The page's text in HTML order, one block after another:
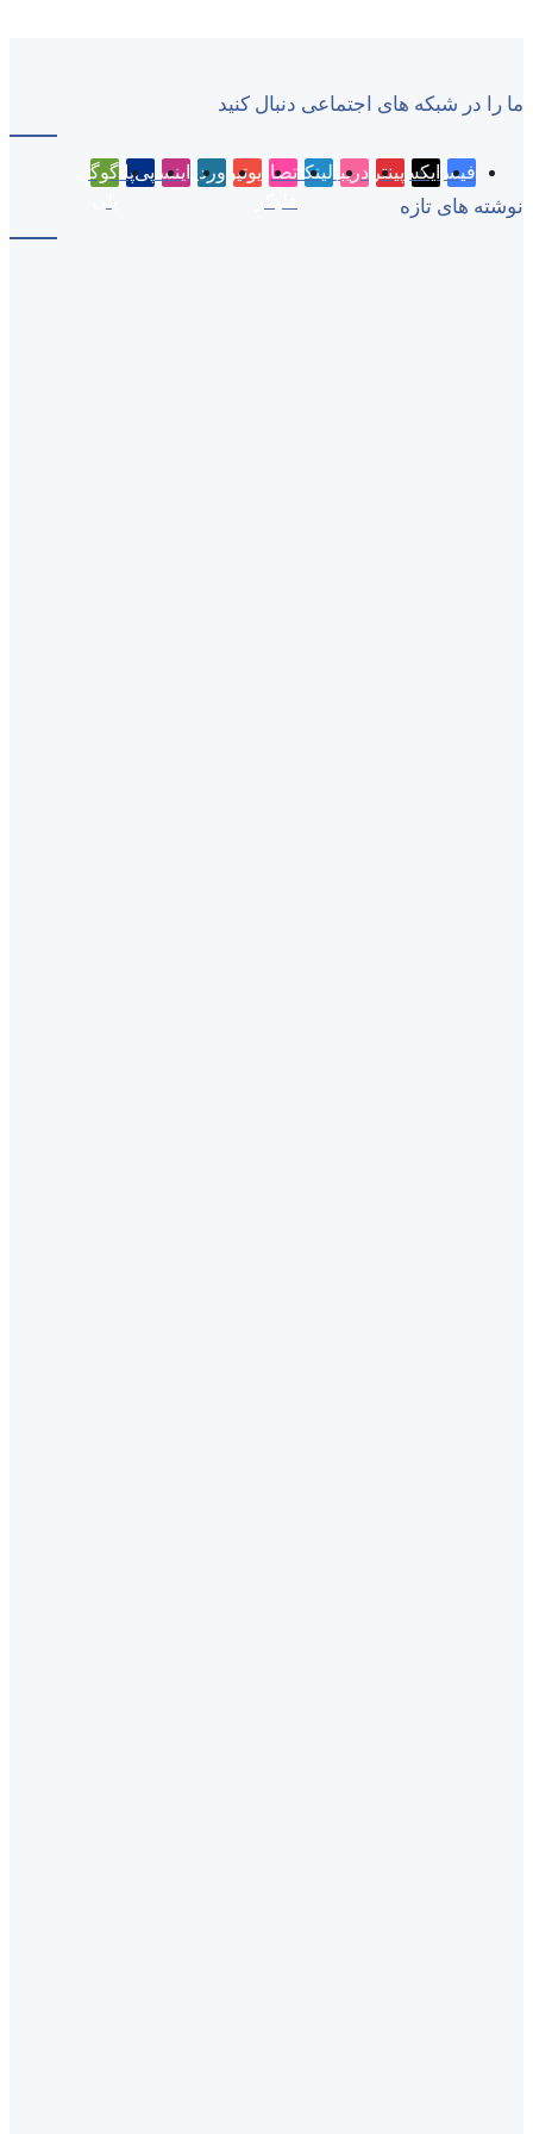
ما را در شبکه های اجتماعی دنبال کنید
فیسبوکایکسپینتریستدریبببللینکداینتصاویریوتیوبوردپرساینستاگرام
پی‌پالگوگل
نوشته های تازه